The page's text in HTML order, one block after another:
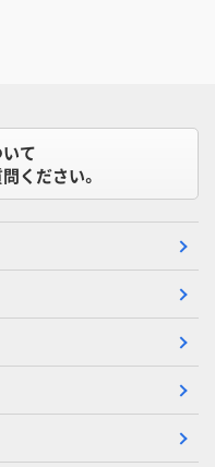
て
ください。